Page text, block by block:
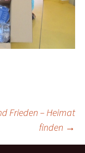
Frieden – Heimat
finden →